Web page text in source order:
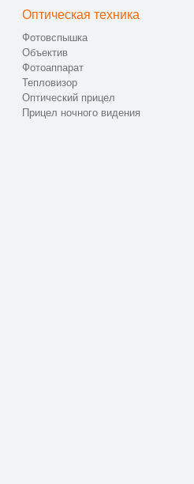
Оптическая техника
Фотовспышка
Объектив
Фотоаппарат
Тепловизор
Оптический прицел
Прицел ночного видения